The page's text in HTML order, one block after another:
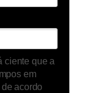
ciente que a
em
acordo